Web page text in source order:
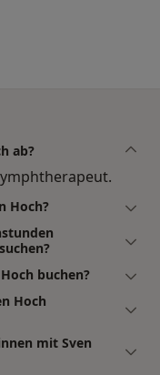
ab?
Hoch?
buchen?
Hoch
mit Sven